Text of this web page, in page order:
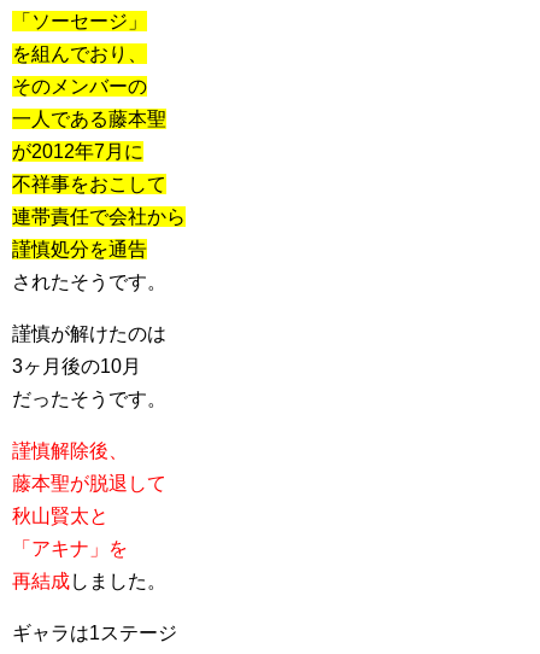
「ソーセージ」
を組んでおり、
そのメンバーの
一人である藤本聖
が2012年7月に
不祥事をおこして
連帯責任で会社から
謹慎処分を通告
されたそうです。
謹慎が解けたのは
3ヶ月後の10月
だったそうです。
謹慎解除後、
藤本聖が脱退して
秋山賢太と
「アキナ」を
再結成しました。
ギャラは1ステージ